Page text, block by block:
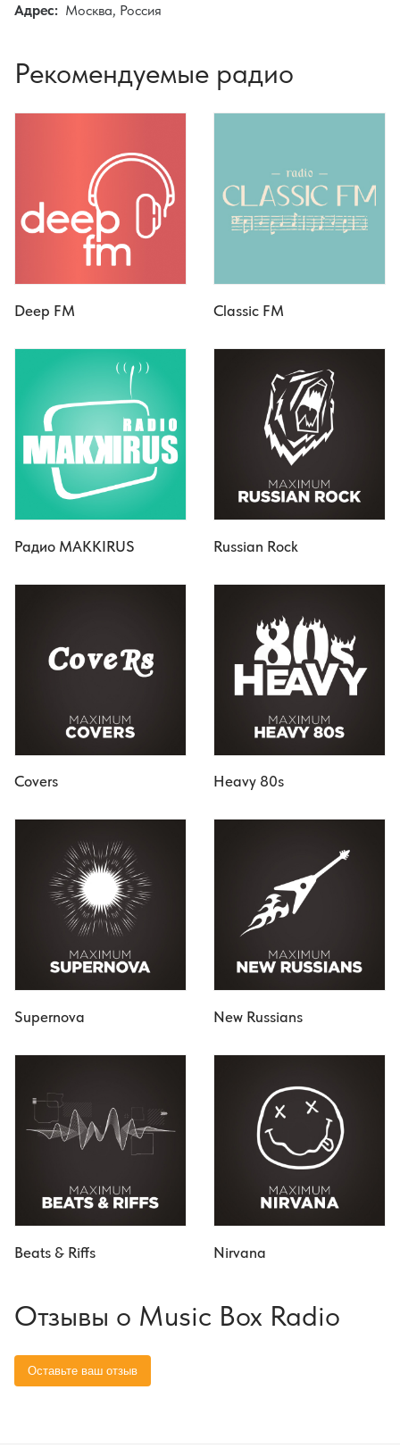
Адрес: Москва, Россия
Рекомендуемые радио
Deep FM Classic FM
Радио MAKKIRUS Russian Rock
Covers Heavy 80s
Supernova New Russians
Beats & Riffs Nirvana
Отзывы о Music Box Radio